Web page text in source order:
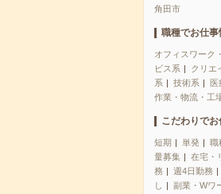
角田市
職種でお仕事
オフィスワーク
ビス系
クリエ
系
技術系
作業・物流・工
こだわりで
短期 単発 職
量募集
在宅・
務
週4日勤務
し
副業・Wワ